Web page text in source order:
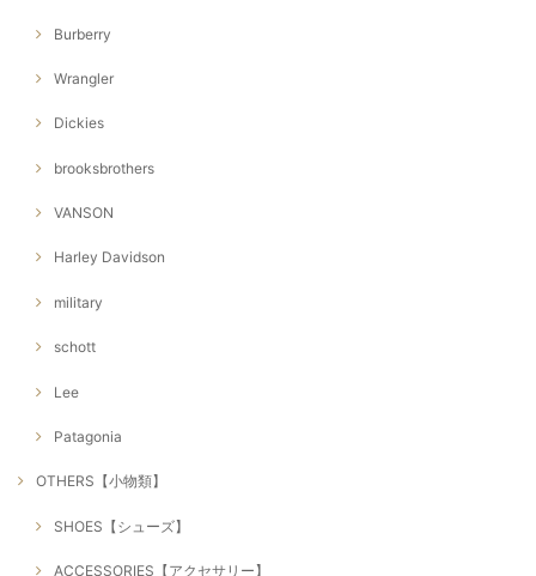
Burberry
Wrangler
Dickies
brooksbrothers
VANSON
Harley Davidson
military
schott
Lee
Patagonia
OTHERS【小物類】
SHOES【シューズ】
ACCESSORIES【アクセサリー】